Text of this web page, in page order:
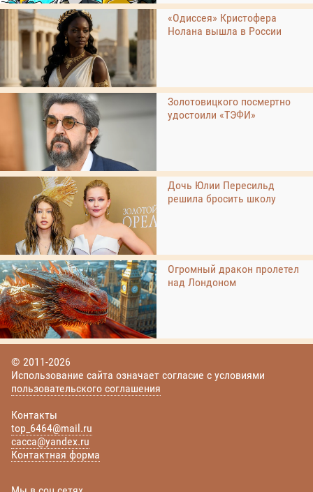
«Одиссея» Кристофера
Нолана вышла в России
Золотовицкого посмертно
удостоили «ТЭФИ»
Дочь Юлии Пересильд
решила бросить школу
Огромный дракон пролетел
над Лондоном
© 2011-2026
Использование сайта означает согласие с условиями
пользовательского соглашения
Контакты
top_6464@mail.ru
cacca@yandex.ru
Контактная форма